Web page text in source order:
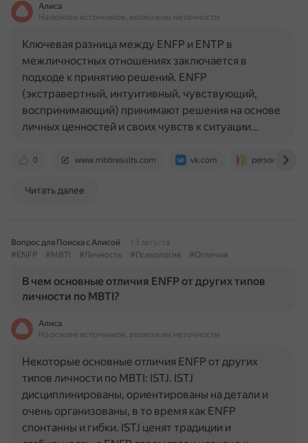
Алиса
На основе источников, возможны неточности
0 www.mbtiresults.com vk.com
Ключевая разница между ENFP и ENTP в
межличностных отношениях заключается в
подходе к принятию решений. ENFP
(экстравертный, интуитивный, чувствующий,
воспринимающий) принимают решения на основе
личных ценностей и своих чувств к ситуации…
Читать далее
Вопрос для Поиска с Алисой
13 августа
#ENFP
#MBTI #Личность #Психология #Отличия
В чем основные отличия ENFP от других типов
личности по MBTI?
Алиса
На основе источников, возможны неточности
Некоторые основные отличия ENFP от других
типов личности по MBTI: ISTJ. ISTJ
дисциплинированы, ориентированы на детали и
очень организованы, в то время как ENFP
спонтанны и гибки. ISTJ ценят традиции и